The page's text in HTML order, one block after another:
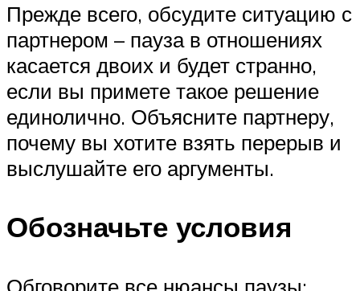
Прежде всего, обсудите ситуацию с
партнером – пауза в отношениях
касается двоих и будет странно,
если вы примете такое решение
единолично. Объясните партнеру,
почему вы хотите взять перерыв и
выслушайте его аргументы.
Обозначьте условия
Обговорите все нюансы паузы: